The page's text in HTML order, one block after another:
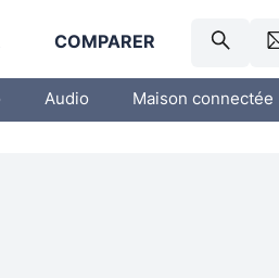
COMPARER
Audio Maison connectée